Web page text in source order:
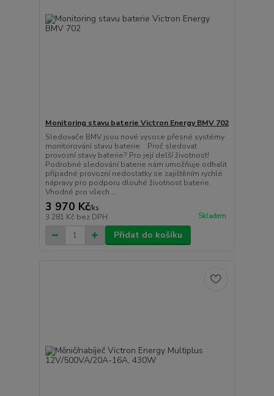
Monitoring stavu baterie Victron Energy BMV 702
Sledovače BMV jsou nové vysoce přesné systémy
monitorování stavu baterie. Proč sledovat
provozní stavy baterie? Pro její delší životnost!
Podrobné sledování baterie nám umožňuje odhalit
případné provozní nedostatky se zajištěním rychlé
nápravy pro podporu dlouhé životnost baterie.
Vhodné pro všech...
3 970 Kč/ks
3 281 Kč bez DPH Skladem
Přidat do košíku